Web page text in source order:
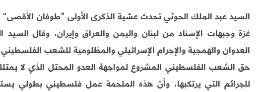
السيد عبد الملك الحوثي تحدث عشية الذكرى الأولى “طوفان
غزة وجبهات الإسناد من لبنان واليمن والعراق وإيران، وقال
العدوان والهمجية والإجرام الإسرائيلي والمظلومية للشعب
حق الشعب الفلسطيني المشروع لمواجهة العدو المحتل الذي لا
للجرائم التي يرتكبها، وأنّ هذه الملحمة عمل فلسطيني بطولي